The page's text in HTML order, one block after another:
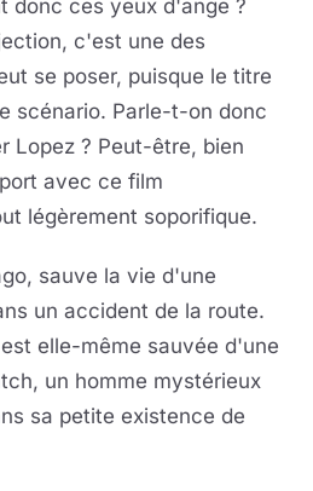
donc ces yeux d'ange ?
c'est une des
se poser, puisque le titre
scénario. Parle-t-on donc
Lopez ? Peut-être, bien
avec ce film
légèrement soporifique.
sauve la vie d'une
un accident de la route.
elle-même sauvée d'une
un homme mystérieux
sa petite existence de